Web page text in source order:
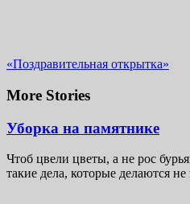
«Поздравительная открытка»
More Stories
Уборка на памятнике
Чтоб цвели цветы, а не рос
такие дела, которые делаются